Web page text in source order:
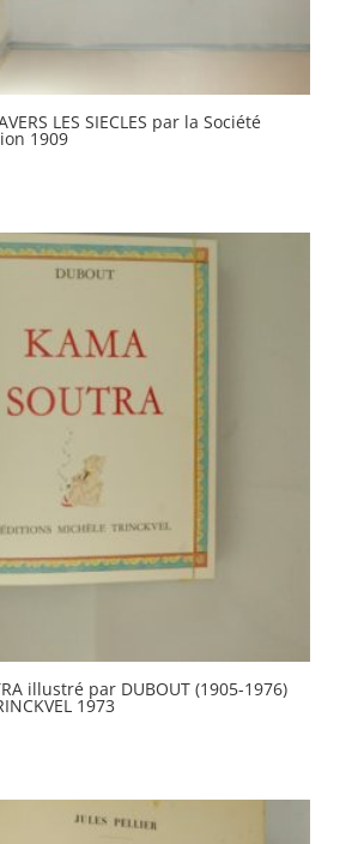
LES SIECLES par la Société
1909
illustré par DUBOUT (1905-1976)
1973